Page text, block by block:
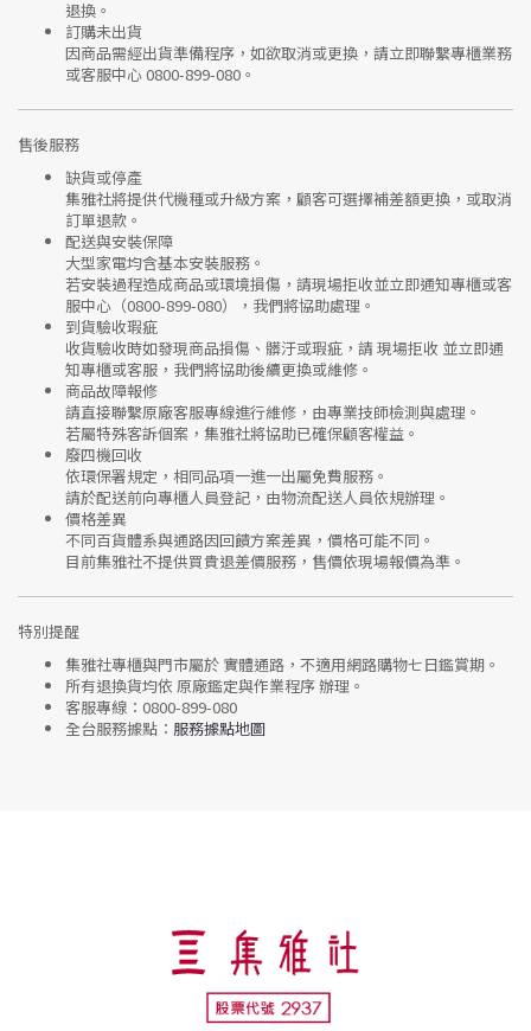
退換。
訂購未出貨
因商品需經出貨準備程序，如欲取消或更換，請立即聯繫專櫃業務
或客服中心 0800-899-080 。
售後服務
缺貨或停產
集雅社將提供代機種或升級方案 ，顧客可選擇補差額更換，或取消
訂單退款。
配送與安裝保障
大型家電均含基本安裝服務。
若安裝過程造成商品或環境損傷，請現場拒收並立即通知專櫃或客
服中心 （0800-899-080），我們將協助處理。
到貨驗收瑕疵
收貨驗收時如發現商品損傷、髒汙或瑕疵 ，請 現場拒收 並立即通
知專櫃或客服，我們將協助後續更換或維修。
商品故障報修
請直接聯繫原廠客服專線進行維修，由專業技師檢測與處理。
若屬特殊客訴個案，集雅社將協助已確保顧客權益。
廢四機回收
依環保署規定，相同品項一進一出屬免費服務。
請於配送前向專櫃人員登記，由物流配送人員依規辦理。
價格差異
不同百貨體系與通路因回饋方案差異，價格可能不同。
目前集雅社不提供買貴退差價服務 ，售價依現場報價為準。
特別提醒
集雅社專櫃與門市屬於 實體通路，不適用網路購物七日鑑賞期 。
所有退換貨均依 原廠鑑定與作業程序辦理。
客服專線： 0800-899-080
全台服務據點： 服務據點地圖